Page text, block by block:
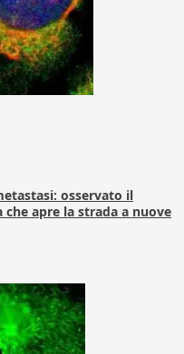
osservato il
apre la strada a nuove